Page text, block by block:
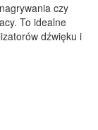
czy
To idealne
dźwięku i